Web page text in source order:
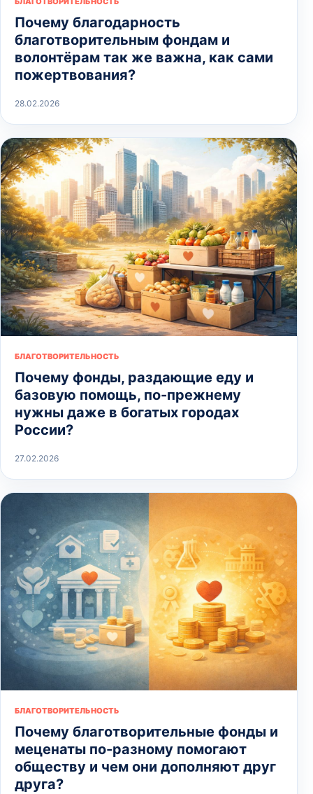
Почему благодарность
благотворительным фондам и
волонтёрам так же важна, как сами
пожертвования?
28.02.2026
БЛАГОТВОРИТЕЛЬНОСТЬ
Почему фонды, раздающие еду и
базовую помощь, по-прежнему
нужны даже в богатых городах
России?
27.02.2026
БЛАГОТВОРИТЕЛЬНОСТЬ
Почему благотворительные фонды и
меценаты по-разному помогают
обществу и чем они дополняют друг
друга?